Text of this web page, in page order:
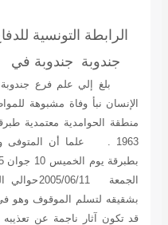
الرابطة التونسية
جندوبة
جندوبة في 18جوان
بلغ إلي علم فرع جندوبة
الإنسان نبأ وفاة مشبوهة
منطقة الحوامدية معتمدية
1963 . علما أن المتوفى
بشقيقه لتسلم الموقوف وهو
قد تكون آثار ناجمة عن